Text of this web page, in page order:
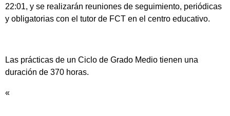
22:01, y se realizarán reuniones de seguimiento, periódicas
y obligatorias con el tutor de FCT en el centro educativo.
Las prácticas de un Ciclo de Grado Medio tienen una
duración de 370 horas.
«